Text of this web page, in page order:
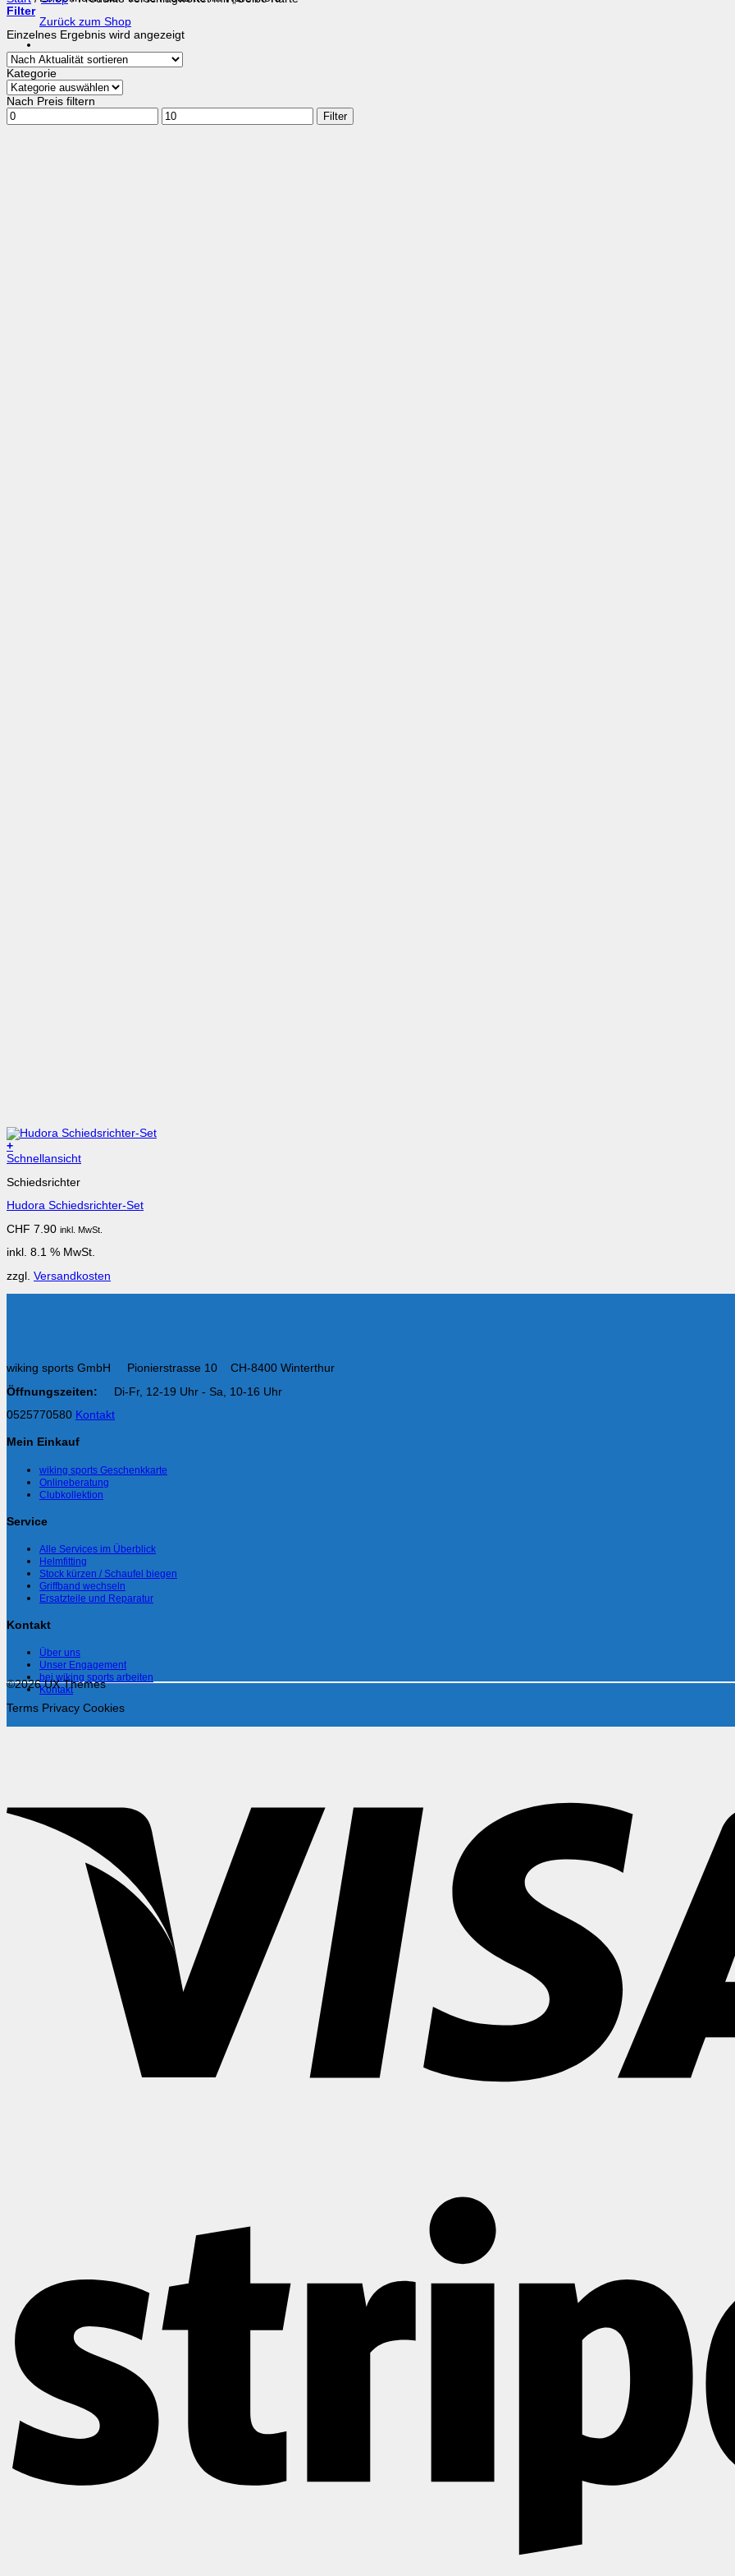
Zurück zum Shop
Filter
Einzelnes Ergebnis wird angezeigt
Kategorie
Nach Preis filtern
Min.
Preis
Max.
Preis
Filter
+
Schnellansicht
Schiedsrichter
Hudora Schiedsrichter-Set
CHF 7.90 inkl. MwSt.
inkl. 8.1 % MwSt.
zzgl. Versandkosten
wiking sports GmbH Pionierstrasse 10 CH-8400 Winterthur
Öffnungszeiten:
Di-Fr, 12-19 Uhr - Sa, 10-16 Uhr
0525770580 Kontakt
Mein Einkauf
wiking sports Geschenkkarte
Onlineberatung
Clubkollektion
Service
Alle Services im Überblick
Helmfitting
Stock kürzen / Schaufel biegen
Griffband wechseln
Ersatzteile und Reparatur
Kontakt
Über uns
Unser Engagement
bei wiking sports arbeiten
Kontakt
©2026 UX Themes
Terms Privacy Cookies